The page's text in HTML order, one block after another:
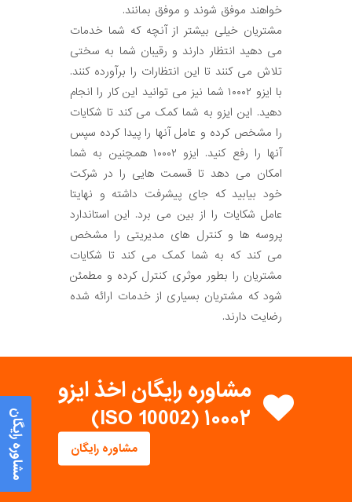
خواهند موفق شوند و موفق بمانند.
مشتریان خیلی بیشتر از آنچه که شما خدمات
می دهید انتظار دارند و رقیبان شما به سختی
تلاش می کنند تا این انتظارات را برآورده کنند.
با ایزو ۱۰۰۰۲ شما نیز می توانید این کار را انجام
دهید. این ایزو به شما کمک می کند تا شکایات
را مشخص کرده و عامل آنها را پیدا کرده سپس
آنها را رفع کنید. ایزو ۱۰۰۰۲ همچنین به شما
امکان می دهد تا قسمت هایی را در شرکت
خود بیابید که جای پیشرفت داشته و نهایتا
عامل شکایات را از بین می برد. این استاندارد
پروسه ها و کنترل های مدیریتی را مشخص
می کند که به شما کمک می کند تا شکایات
مشتریان را بطور موثری کنترل کرده و مطمئن
شود که مشتریان بسیاری از خدمات ارائه شده
رضایت دارند.
مشاوره رایگان اخذ ایزو
۱۰۰۰۲ (ISO 10002)
مشاوره رایگان مشاوره رایگان